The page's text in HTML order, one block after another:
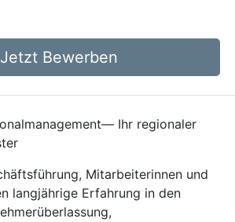
Jetzt Bewerben
Ihr regionaler
Mitarbeiterinnen und
langjährige Erfahrung in den